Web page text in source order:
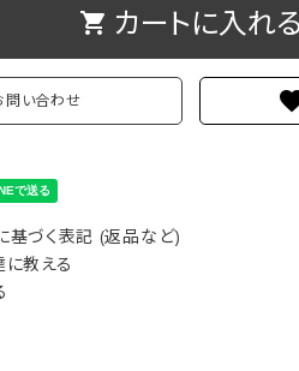
ケース
shopping_cart カートに入れる
問い合わせ
基づく表記 (返品など)
教える